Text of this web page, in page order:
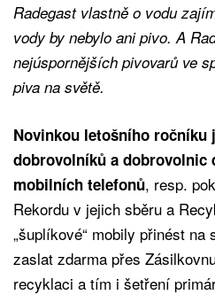
Radegast vlastně o vodu
vody by nebylo ani pivo. A
nejúspornějších pivovarů ve
piva na světě.
Novinkou letošního ročníku
dobrovolníků a dobrovolnic
mobilních telefonů, resp.
Rekordu v jejich sběru a
„šuplíkové“ mobily přinést
zaslat zdarma přes
recyklaci a tím i šetření